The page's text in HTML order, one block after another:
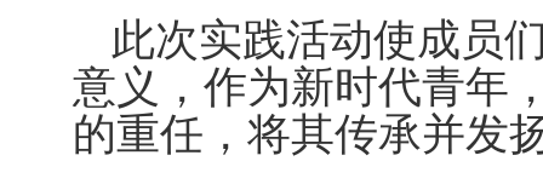
此次实践活动使成员
意义，作为新时代青年
的重任，将其传承并发